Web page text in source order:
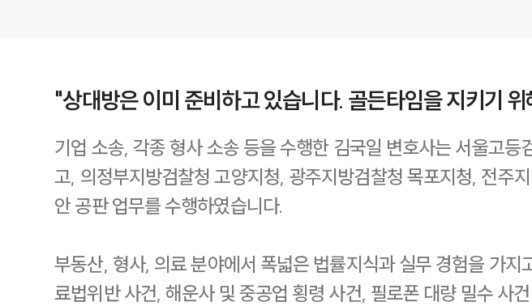
"상대방은 이미 준비하고 있습니다. 골든타임을 지키기
기업 소송, 각종 형사 소송 등을 수행한 김국일 변호사는 서울고
고, 의정부지방검찰청 고양지청, 광주지방검찰청 목포지청, 전주
안 공판 업무를 수행하였습니다.
부동산, 형사, 의료 분야에서 폭넓은 법률지식과 실무 경험을 가
료법위반 사건, 해운사 및 중공업 횡령 사건, 필로폰 대량 밀수 사